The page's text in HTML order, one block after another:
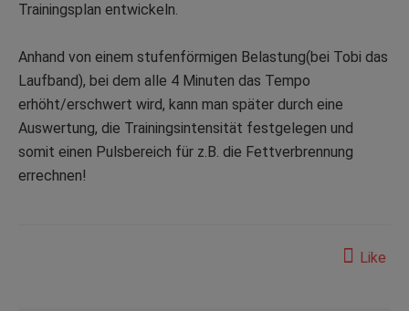
Trainingsplan entwickeln.
Anhand von einem stufenförmigen Belastung(bei Tobi das
Laufband), bei dem alle 4 Minuten das Tempo
erhöht/erschwert wird, kann man später durch eine
Auswertung, die Trainingsintensität festgelegen und
somit einen Pulsbereich für z.B. die Fettverbrennung
errechnen!
Like